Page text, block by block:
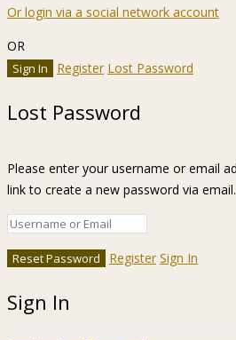
Or login via a social network account
OR
Register Lost Password
Lost Password
Please enter your username or email
link to create a new password via email.
Register Sign In
Sign In